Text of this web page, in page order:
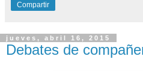
Compartir
jueves, abril 16, 2015
Debates de